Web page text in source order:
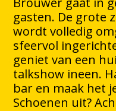
gasten. De grote
wordt volledig
sfeervol
geniet van een
talkshow ineen.
bar en maak het
Schoenen uit?